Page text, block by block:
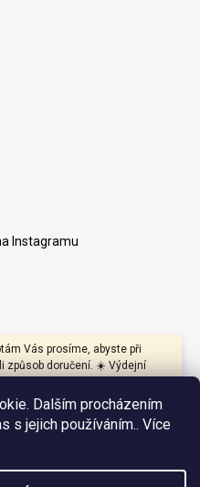
Dalším procházením
s jejich používáním.. Více
Vás prosíme, abyste při
způsob doručení. ☀️ Výdejní
především produkty s
aktivními látkami.
zvolit doručení na výdejní
co nejdříve převzata.
Instagramu